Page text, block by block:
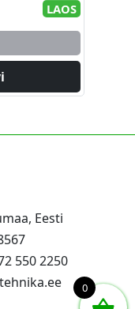
LAOS
Eesti
550 2250
0